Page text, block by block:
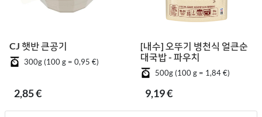
CJ 햇반 큰공기
300g (100 g = 0,95 €)
2,85 €
[내수] 오뚜기 병천식 얼큰순
대국밥 - 파우치
500g (100 g = 1,84 €)
9,19 €